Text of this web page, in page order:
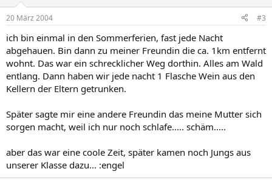
20 März 2004 #3
ich bin einmal in den Sommerferien, fast jede Nacht
abgehauen. Bin dann zu meiner Freundin die ca. 1km entfernt
wohnt. Das war ein schrecklicher Weg dorthin. Alles am Wald
entlang. Dann haben wir jede nacht 1 Flasche Wein aus den
Kellern der Eltern getrunken.
Später sagte mir eine andere Freundin das meine Mutter sich
sorgen macht, weil ich nur noch schlafe..... schäm.....
aber das war eine coole Zeit, später kamen noch Jungs aus
unserer Klasse dazu... :engel